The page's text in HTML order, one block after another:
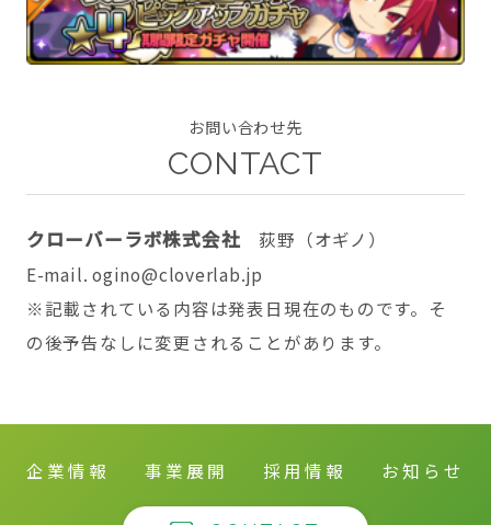
お知らせ
CONTACT
twitter facebook
お問い合わせ先
CONTACT
クローバーラボ株式会社 荻野（オギノ）
E-mail. ogino@cloverlab.jp
※記載されている内容は発表日現在のものです。そ
の後予告なしに変更されることがあります。
企業情報 事業展開 採用情報 お知らせ